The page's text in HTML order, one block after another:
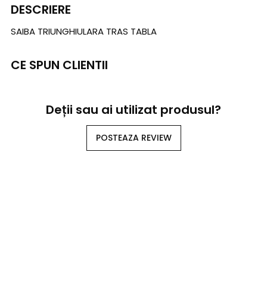
DESCRIERE
SAIBA TRIUNGHIULARA TRAS TABLA
CE SPUN CLIENTII
Deții sau ai utilizat produsul?
POSTEAZA REVIEW